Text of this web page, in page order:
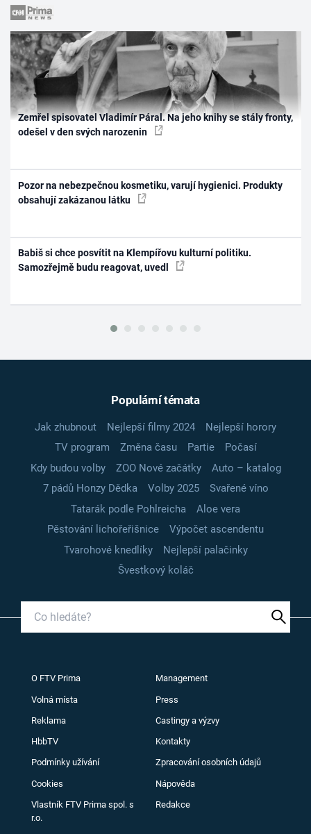
Zemřel spisovatel Vladimír Páral. Na jeho knihy se stály fronty,
odešel v den svých narozenin
Pozor na nebezpečnou kosmetiku, varují hygienici. Produkty
obsahují zakázanou látku
Babiš si chce posvítit na Klempířovu kulturní politiku.
Samozřejmě budu reagovat, uvedl
Populární témata
Jak zhubnout Nejlepší filmy 2024
Nejlepší horory
TV program
Změna času Partie
Počasí
Kdy budou volby
ZOO Nové začátky
Auto – katalog
7 pádů Honzy Dědka
Volby 2025
Svařené víno
Tatarák podle Pohlreicha
Aloe vera
Pěstování lichořeřišnice
Výpočet ascendentu
Tvarohové knedlíky
Nejlepší palačinky
Švestkový koláč
O FTV Prima Management
Volná místa Press
Reklama Castingy a výzvy
HbbTV Kontakty
Podmínky užívání Zpracování osobních údajů
Cookies Nápověda
Vlastník FTV Prima spol. s
r.o.
Redakce